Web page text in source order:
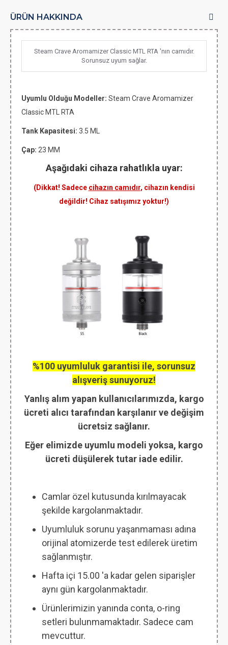
ÜRÜN HAKKINDA
Steam Crave Aromamizer Classic MTL RTA 'nın camıdır.
Sorunsuz uyum sağlar.
Uyumlu Olduğu Modeller: Steam Crave Aromamizer
Classic MTL RTA
Tank Kapasitesi: 3.5 ML
Çap: 23 MM
Aşağıdaki cihaza rahatlıkla uyar:
(Dikkat! Sadece cihazın camıdır, cihazın kendisi
değildir! Cihaz satışımız yoktur!)
%100 uyumluluk garantisi ile, sorunsuz
alışveriş sunuyoruz!
Yanlış alım yapan kullanıcılarımızda, kargo
ücreti alıcı tarafından karşılanır ve değişim
ücretsiz sağlanır.
Eğer elimizde uyumlu modeli yoksa, kargo
ücreti düşülerek tutar iade edilir.
Camlar özel kutusunda kırılmayacak
şekilde kargolanmaktadır.
Uyumluluk sorunu yaşanmaması adına
orijinal atomizerde test edilerek üretim
sağlanmıştır.
Hafta içi 15.00 'a kadar gelen siparişler
aynı gün kargolanmaktadır.
Ürünlerimizin yanında conta, o-ring
setleri bulunmamaktadır. Sadece cam
mevcuttur.